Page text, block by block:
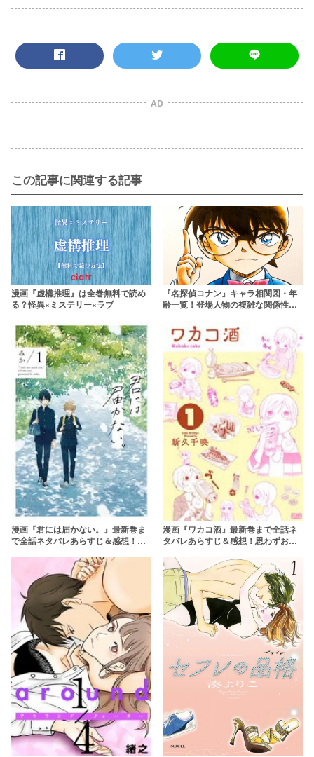
AD
この記事に関連する記事
漫画『虚構推理』は全巻無料で読め
る？怪異×ミステリー×ラブ
『名探偵コナン』キャラ相関図・年
齢一覧！登場人物の複雑な関係性を
漫画『君には届かない。』最新巻ま
で全話ネタバレあらすじ＆感想！イ
漫画『ワカコ酒』最新巻まで全話ネ
タバレあらすじ＆感想！思わずお酒